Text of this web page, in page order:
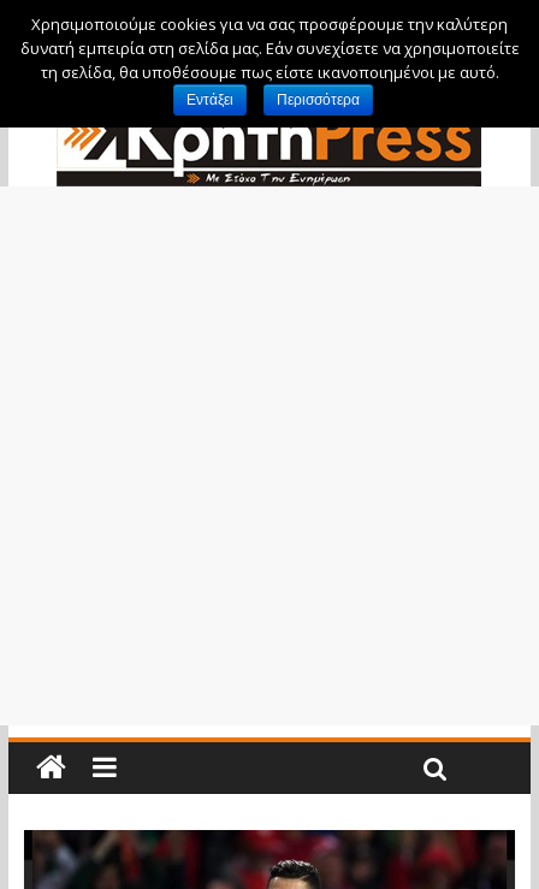
Παρασκευή, 7 Αυγούστου, 2026
Χρησιμοποιούμε cookies για να σας προσφέρουμε την καλύτερη
δυνατή εμπειρία στη σελίδα μας. Εάν συνεχίσετε να χρησιμοποιείτε
τη σελίδα, θα υποθέσουμε πως είστε ικανοποιημένοι με αυτό.
Εντάξει Περισσότερα